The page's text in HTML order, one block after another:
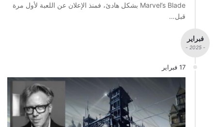
Marvel’s Blade بشكل هادئ، فمنذ الإعلان عن اللعبة لأول مرة
قبل…
فبراير
- 2025 -
17 فبراير